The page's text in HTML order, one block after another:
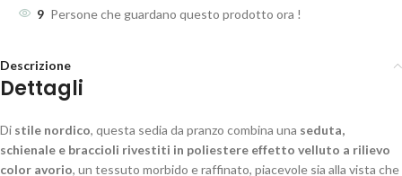
9 Persone che guardano questo prodotto ora !
Descrizione
Dettagli
Di stile nordico, questa sedia da pranzo combina una seduta,
schienale e braccioli rivestiti in poliestere effetto velluto a rilievo
color avorio, un tessuto morbido e raffinato, piacevole sia alla vista che